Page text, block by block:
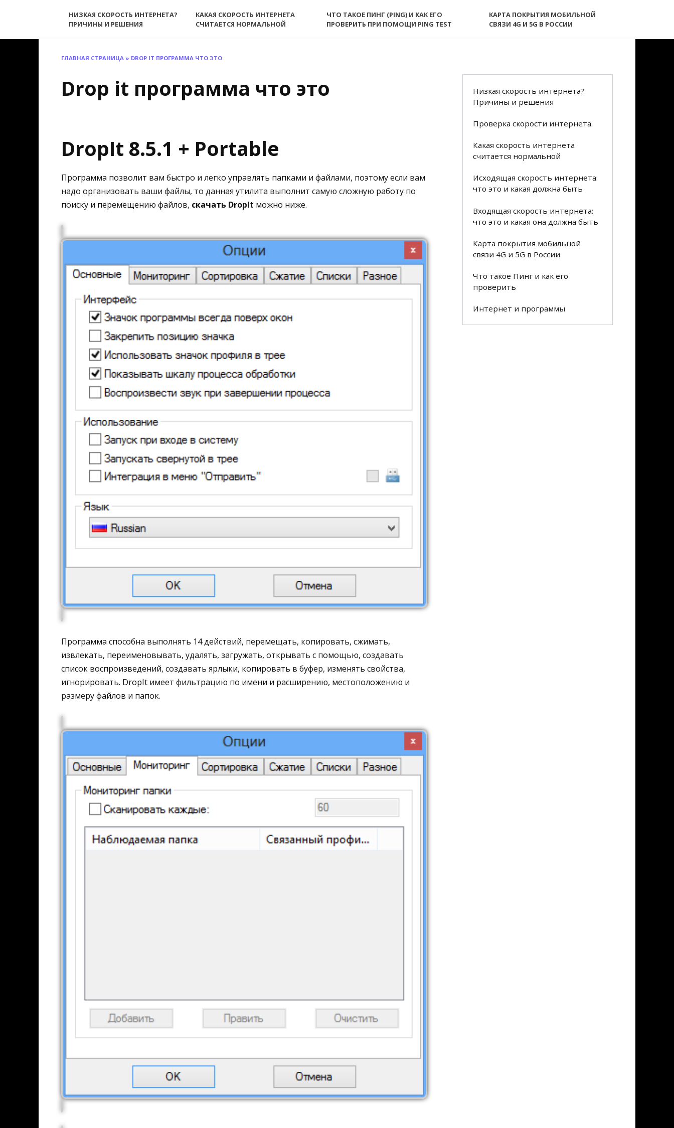
НИЗКАЯ СКОРОСТЬ ИНТЕРНЕТА?
ПРИЧИНЫ И РЕШЕНИЯ
КАКАЯ СКОРОСТЬ ИНТЕРНЕТА
СЧИТАЕТСЯ НОРМАЛЬНОЙ
ЧТО ТАКОЕ ПИНГ (PING) И КАК ЕГО
ПРОВЕРИТЬ ПРИ ПОМОЩИ PING TEST
КАРТА ПОКРЫТИЯ МОБИЛЬНОЙ
СВЯЗИ 4G И 5G В РОССИИ
ГЛАВНАЯ СТРАНИЦА » DROP IT ПРОГРАММА ЧТО ЭТО
Drop it программа что это
DropIt 8.5.1 + Portable
Программа позволит вам быстро и легко управлять папками и файлами, поэтому если вам
надо организовать ваши файлы, то данная утилита выполнит самую сложную работу по
поиску и перемещению файлов, скачать DropIt можно ниже.
Программа способна выполнять 14 действий, перемещать, копировать, сжимать,
извлекать, переименовывать, удалять, загружать, открывать с помощью, создавать
список воспроизведений, создавать ярлыки, копировать в буфер, изменять свойства,
игнорировать. DropIt имеет фильтрацию по имени и расширению, местоположению и
размеру файлов и папок.
Низкая скорость интернета?
Причины и решения
Проверка скорости интернета
Какая скорость интернета
считается нормальной
Исходящая скорость интернета:
что это и какая должна быть
Входящая скорость интернета:
что это и какая она должна быть
Карта покрытия мобильной
связи 4G и 5G в России
Что такое Пинг и как его
проверить
Интернет и программы